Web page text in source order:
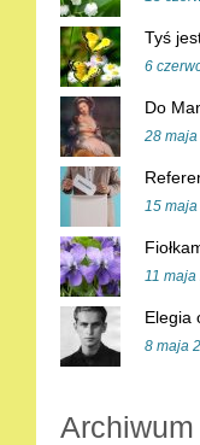
Tyś
6
Do
28
15
11
Elegia
8 maja